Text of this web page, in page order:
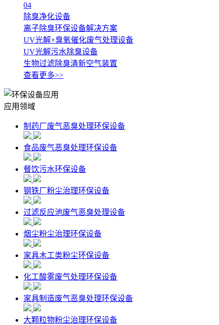
04
除臭净化设备
离子除臭环保设备解决方案
UV光解+臭氧催化废气处理设备
UV光解污水除臭设备
生物过滤除臭清新空气装置
查看更多>>
应用领域
制药厂废气恶臭处理环保设备
食品废气恶臭处理环保设备
餐饮污水环保设备
钢铁厂粉尘治理环保设备
过滤反应池废气恶臭处理设备
烟尘粉尘治理环保设备
家具木工类粉尘环保设备
化工酸雾废气处理环保设备
家具制造废气恶臭处理环保设备
大颗粒物粉尘治理环保设备